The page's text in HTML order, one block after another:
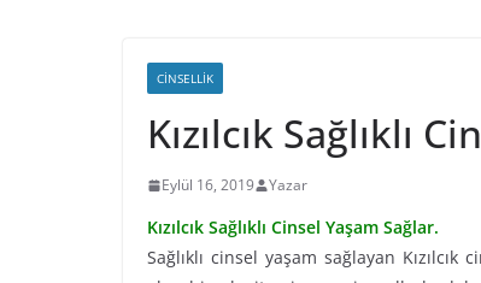
CINSELLIK
Kızılcık Sağlıklı
Eylül 16, 2019 Yazar
Kızılcık Sağlıklı Cinsel Yaşam Sağlar.
Sağlıklı cinsel yaşam sağlayan